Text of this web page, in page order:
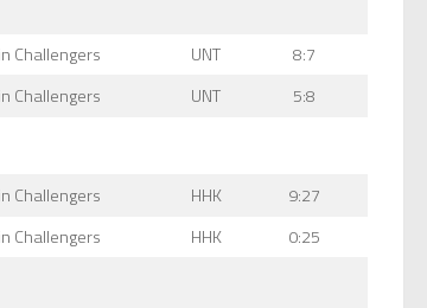
Challengers UNT
8:7
Challengers UNT
5:8
Challengers HHK
9:27
Challengers HHK
0:25